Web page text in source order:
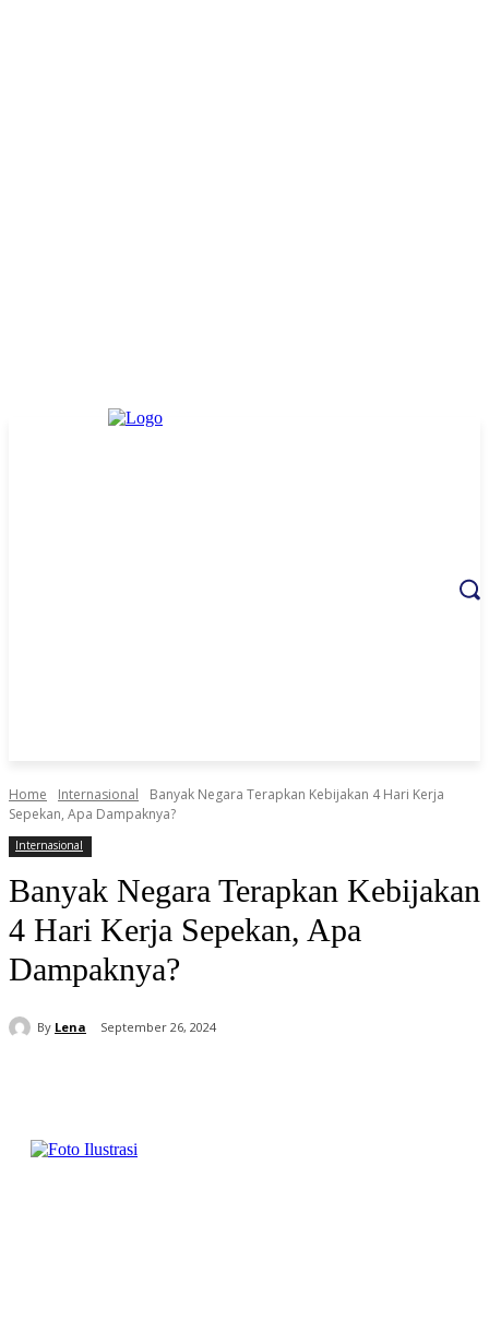
Home Internasional
Banyak Negara Terapkan Kebijakan 4 Hari Kerja
Sepekan, Apa Dampaknya?
Internasional
Banyak Negara Terapkan Kebijakan
4 Hari Kerja Sepekan, Apa
Dampaknya?
By Lena September 26, 2024